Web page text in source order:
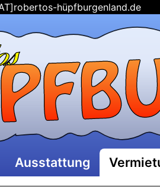
hüpfburgenland.de
Ausstattung